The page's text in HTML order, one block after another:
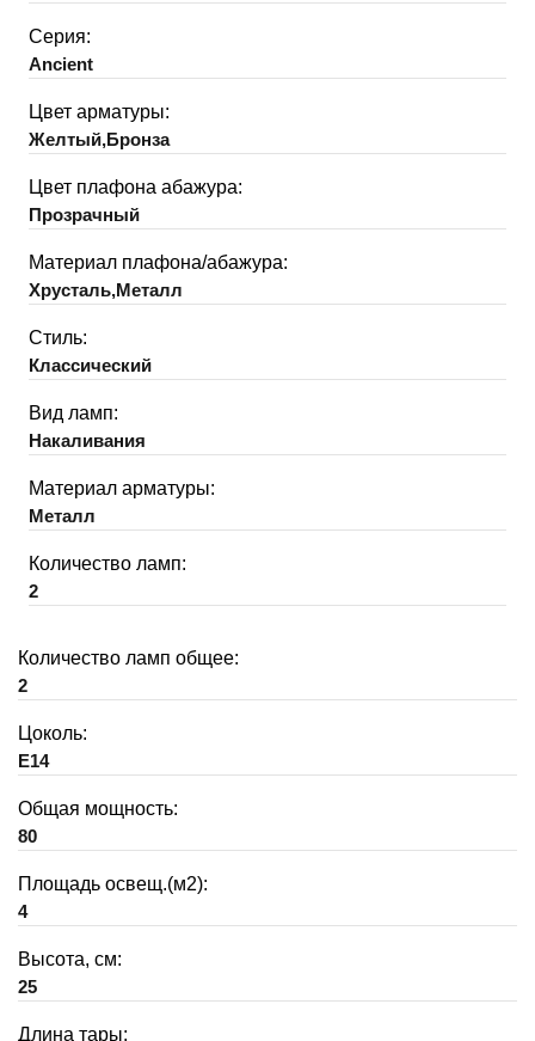
Серия:
Ancient
Цвет арматуры:
Желтый,Бронза
Цвет плафона абажура:
Прозрачный
Материал плафона/абажура:
Хрусталь,Металл
Стиль:
Классический
Вид ламп:
Накаливания
Материал арматуры:
Металл
Количество ламп:
2
Количество ламп общее:
2
Цоколь:
E14
Общая мощность:
80
Площадь освещ.(м2):
4
Высота, см:
25
Длина тары: